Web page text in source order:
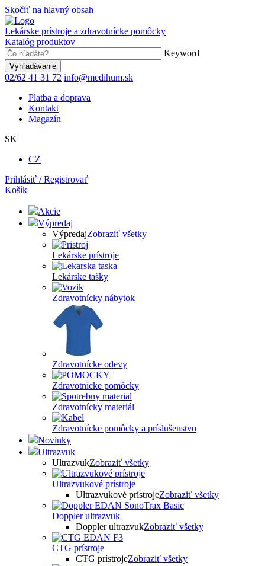
Skočiť na hlavný obsah
Lekárske prístroje a zdravotnícke pomôcky
Katalóg produktov
Keyword
02/62 41 31 72 info@medihum.sk
Platba a doprava
Kontakt
Magazín
SK
CZ
Prihlásiť / Registrovať
Košík
Akcie
Výpredaj
VýpredajZobraziť všetky
Lekárske prístroje
Lekárske tašky
Zdravotnícky nábytok
Zdravotnícke odevy
Zdravotnícke pomôcky
Zdravotnícky materiál
Zdravotnícke pomôcky a príslušenstvo
Novinky
Ultrazvuk
UltrazvukZobraziť všetky
Ultrazvukové prístroje
Ultrazvukové prístrojeZobraziť všetky
Doppler ultrazvuk
Doppler ultrazvukZobraziť všetky
CTG prístroje
CTG prístrojeZobraziť všetky